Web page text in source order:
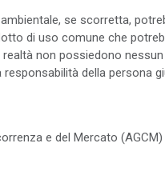
se scorretta,
di uso comune che
non possiedono
della persona
e del Mercato (AGCM)